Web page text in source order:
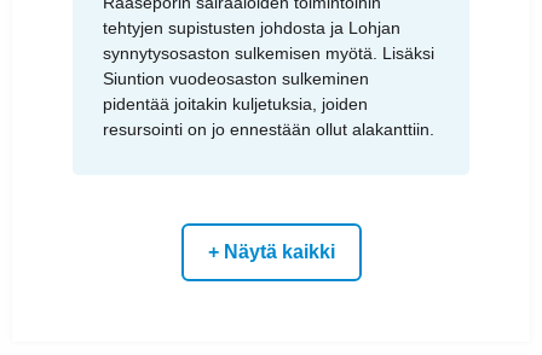
tehtyjen supistusten johdosta ja Lohjan
synnytysosaston sulkemisen myötä. Lisäksi
Siuntion vuodeosaston sulkeminen
pidentää joitakin kuljetuksia, joiden
resursointi on jo ennestään ollut alakanttiin.
+ Näytä kaikki